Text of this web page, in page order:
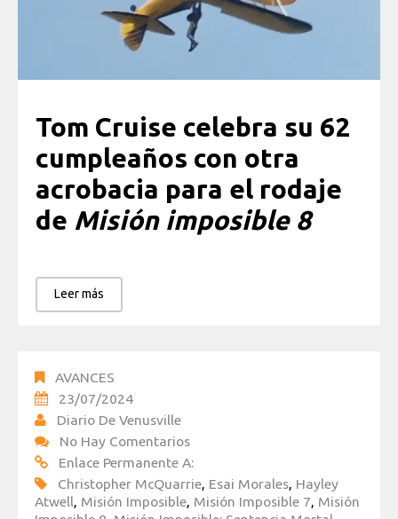
Tom Cruise celebra su 62
cumpleaños con otra
acrobacia para el rodaje
de Misión imposible 8
Leer más
AVANCES
23/07/2024
Diario De Venusville
No Hay Comentarios
Enlace Permanente A:
Christopher McQuarrie, Esai Morales, Hayley
Atwell, Misión Imposible, Misión Imposible 7, Misión